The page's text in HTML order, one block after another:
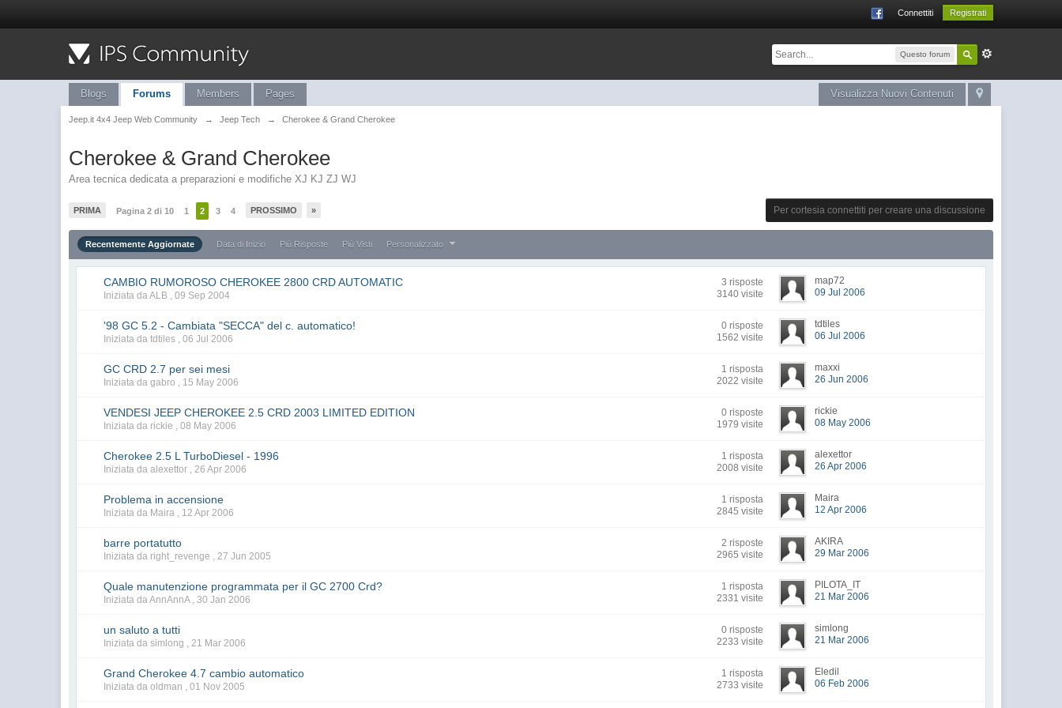
Connettiti Registrati
Questo forum
Visualizza Nuovi Contenuti
Blogs Forums Members Pages
Jeep.it 4x4 Jeep Web Community → Jeep Tech → Cherokee & Grand Cherokee
Cherokee & Grand Cherokee
Area tecnica dedicata a preparazioni e modifiche XJ KJ ZJ WJ
PRIMA Pagina 2 di 10 1 2 3 4 PROSSIMO » Per cortesia connettiti per creare una discussione
Recentemente Aggiornate Data di Inizio Più Risposte Più Visti Personalizzato
CAMBIO RUMOROSO CHEROKEE 2800 CRD AUTOMATIC
Iniziata da ALB ,09 Sep 2004
3 risposte
3140 visite
map72
09 Jul 2006
'98 GC 5.2 - Cambiata "SECCA" del c. automatico!
Iniziata da tdtiles ,06 Jul 2006
0 risposte
1562 visite
tdtiles
06 Jul 2006
GC CRD 2.7 per sei mesi
Iniziata da gabro , 15 May 2006
1 risposta
2022 visite
maxxi
26 Jun 2006
VENDESI JEEP CHEROKEE 2.5 CRD 2003 LIMITED EDITION
Iniziata da rickie ,08 May 2006
0 risposte
1979 visite
rickie
08 May 2006
Cherokee 2.5 L TurboDiesel - 1996
Iniziata da alexettor ,26 Apr 2006
1 risposta
2008 visite
alexettor
26 Apr 2006
Problema in accensione
Iniziata da Maira , 12 Apr 2006
1 risposta
2845 visite
Maira
12 Apr 2006
barre portatutto
Iniziata da right_revenge ,27 Jun 2005
2 risposte
2965 visite
AKIRA
29 Mar 2006
Quale manutenzione programmata per il GC 2700 Crd?
Iniziata da AnnAnnA ,30 Jan 2006
1 risposta
2331 visite
PILOTA_IT
21 Mar 2006
un saluto a tutti
Iniziata da simlong ,21 Mar 2006
0 risposte
2233 visite
simlong
21 Mar 2006
Grand Cherokee 4.7 cambio automatico
Iniziata da oldman ,01 Nov 2005
1 risposta
2733 visite
Eledil
06 Feb 2006